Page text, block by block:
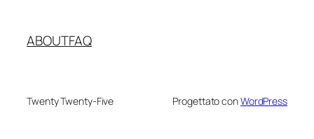
ABOUTFAQ
Twenty Twenty-Five Progettato conWordPress